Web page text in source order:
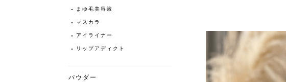
まゆ毛美容液
マスカラ
アイライナー
リップアディクト
パウダー